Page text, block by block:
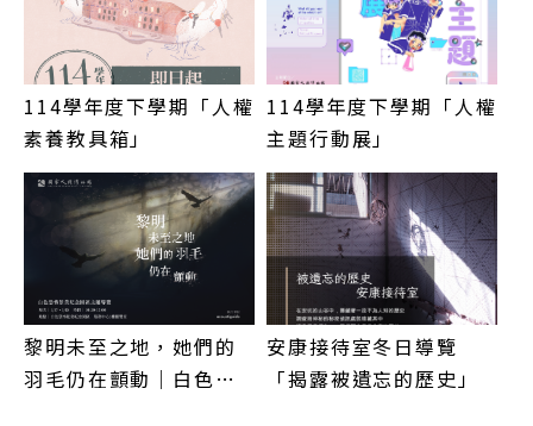
114學年度下學期「人權
素養教具箱」
114學年度下學期「人權
主題行動展」
黎明未至之地，她們的
羽毛仍在顫動｜白色恐
安康接待室冬日導覽
「揭露被遺忘的歷史」